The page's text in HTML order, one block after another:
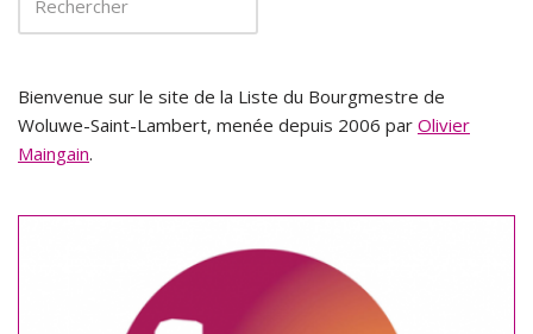
Bienvenue sur le site de la Liste du Bourgmestre de
Woluwe-Saint-Lambert, menée depuis 2006 par Olivier
Maingain.